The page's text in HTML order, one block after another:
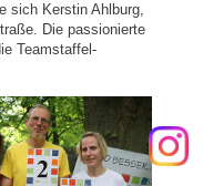
sich Kerstin Ahlburg,
Die passionierte
Teamstaffel-